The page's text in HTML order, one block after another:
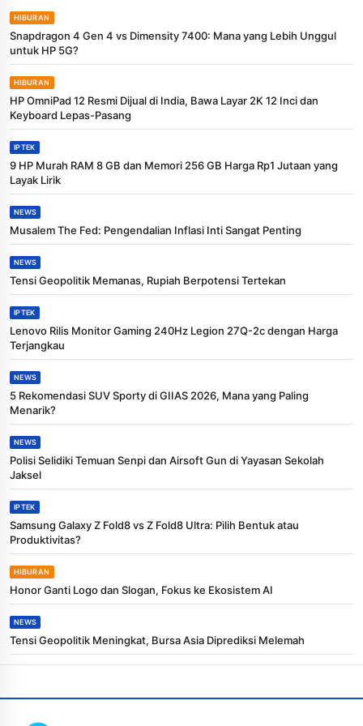
HIBURAN
Snapdragon 4 Gen 4 vs Dimensity 7400: Mana yang Lebih Unggul
untuk HP 5G?
HIBURAN
HP OmniPad 12 Resmi Dijual di India, Bawa Layar 2K 12 Inci dan
Keyboard Lepas-Pasang
IPTEK
9 HP Murah RAM 8 GB dan Memori 256 GB Harga Rp1 Jutaan yang
Layak Lirik
NEWS
Musalem The Fed: Pengendalian Inflasi Inti Sangat Penting
NEWS
Tensi Geopolitik Memanas, Rupiah Berpotensi Tertekan
IPTEK
Lenovo Rilis Monitor Gaming 240Hz Legion 27Q-2c dengan Harga
Terjangkau
NEWS
5 Rekomendasi SUV Sporty di GIIAS 2026, Mana yang Paling
Menarik?
NEWS
Polisi Selidiki Temuan Senpi dan Airsoft Gun di Yayasan Sekolah
Jaksel
IPTEK
Samsung Galaxy Z Fold8 vs Z Fold8 Ultra: Pilih Bentuk atau
Produktivitas?
HIBURAN
Honor Ganti Logo dan Slogan, Fokus ke Ekosistem AI
NEWS
Tensi Geopolitik Meningkat, Bursa Asia Diprediksi Melemah